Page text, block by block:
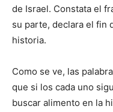
de Israel. Constata el
su parte, declara el fin
historia.
Como se ve, las
que si los cada uno
buscar alimento en la